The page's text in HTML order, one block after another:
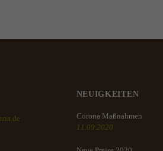
NEUIGKEITEN
Corona Maßnahmen
11.09.2020